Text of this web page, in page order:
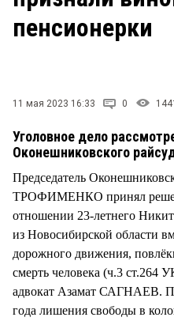
пенсионерки
11 мая 2023 16:33 0
Уголовное дело
Оконешниковского
Председатель
ТРОФИМЕНКО принял
отношении 23-летнего
из Новосибирской области
дорожного движения,
смерть человека (ч.3
адвокат Азамат САГНАЕВ.
года лишения свободы в